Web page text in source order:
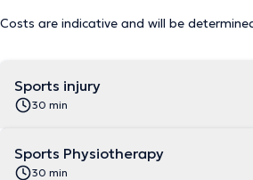
Costs are indicative and will be
Sports injury
30 min
Sports Physiotherapy
30 min